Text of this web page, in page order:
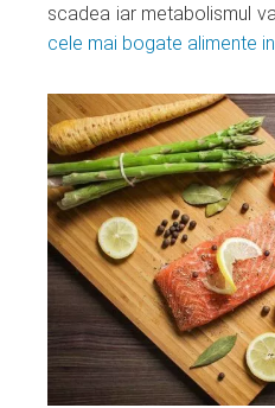
scadea iar metabolismul
cele mai bogate alimente